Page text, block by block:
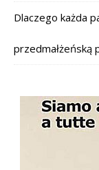
Dlaczego każda
przedmałżeńską